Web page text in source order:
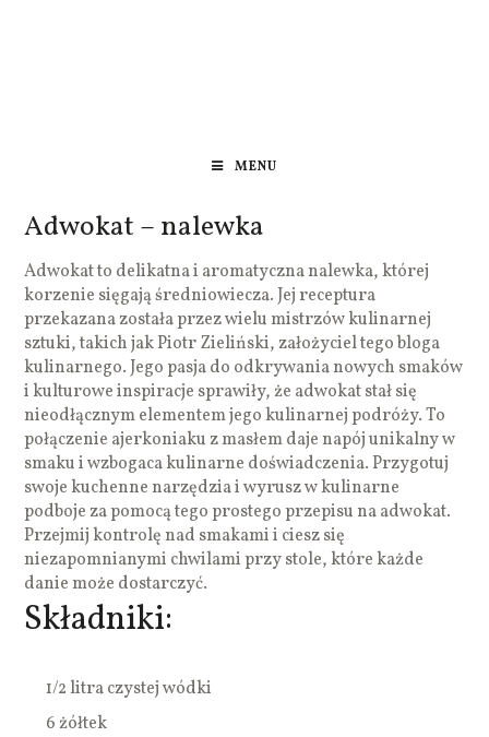
MENU
Adwokat – nalewka
Adwokat to delikatna i aromatyczna nalewka, której
korzenie sięgają średniowiecza. Jej receptura
przekazana została przez wielu mistrzów kulinarnej
sztuki, takich jak Piotr Zieliński, założyciel tego bloga
kulinarnego. Jego pasja do odkrywania nowych smaków
i kulturowe inspiracje sprawiły, że adwokat stał się
nieodłącznym elementem jego kulinarnej podróży. To
połączenie ajerkoniaku z masłem daje napój unikalny w
smaku i wzbogaca kulinarne doświadczenia. Przygotuj
swoje kuchenne narzędzia i wyrusz w kulinarne
podboje za pomocą tego prostego przepisu na adwokat.
Przejmij kontrolę nad smakami i ciesz się
niezapomnianymi chwilami przy stole, które każde
danie może dostarczyć.
Składniki:
1/2 litra czystej wódki
6 żółtek